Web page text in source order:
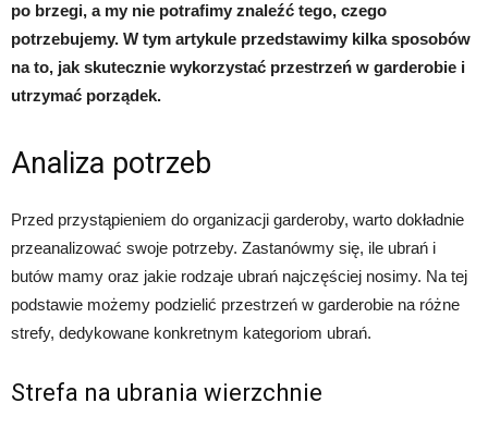
po brzegi, a my nie potrafimy znaleźć tego, czego
potrzebujemy. W tym artykule przedstawimy kilka sposobów
na to, jak skutecznie wykorzystać przestrzeń w garderobie i
utrzymać porządek.
Analiza potrzeb
Przed przystąpieniem do organizacji garderoby, warto dokładnie
przeanalizować swoje potrzeby. Zastanówmy się, ile ubrań i
butów mamy oraz jakie rodzaje ubrań najczęściej nosimy. Na tej
podstawie możemy podzielić przestrzeń w garderobie na różne
strefy, dedykowane konkretnym kategoriom ubrań.
Strefa na ubrania wierzchnie